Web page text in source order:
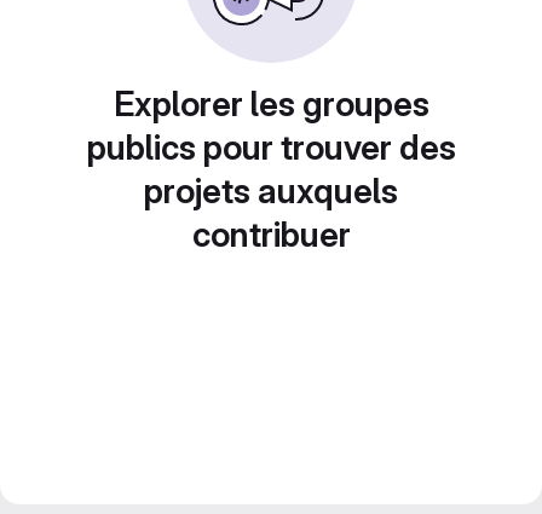
Explorer les groupes
publics pour trouver des
projets auxquels
contribuer